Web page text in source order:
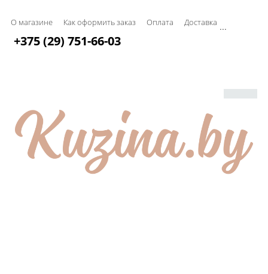
О магазине Как оформить заказ Оплата Доставка ...
+375 (29) 751-66-03